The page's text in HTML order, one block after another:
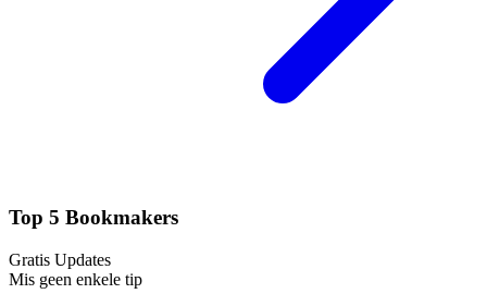
Top 5 Bookmakers
Gratis Updates
Mis geen enkele tip